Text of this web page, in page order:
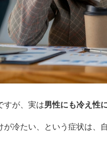
すが、実は男性にも冷え性
冷たい、という症状は、